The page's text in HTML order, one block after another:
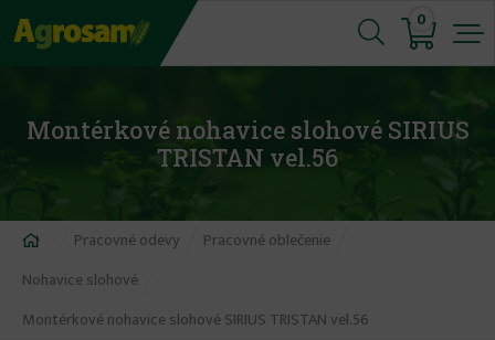
Jump
to
0
Montérkové nohavice slohové SIRIUS
TRISTAN vel.56
Nachádzate
sa
tu
Pracovné odevy
Pracovné oblečenie
Nohavice slohové
Montérkové nohavice slohové SIRIUS TRISTAN vel.56